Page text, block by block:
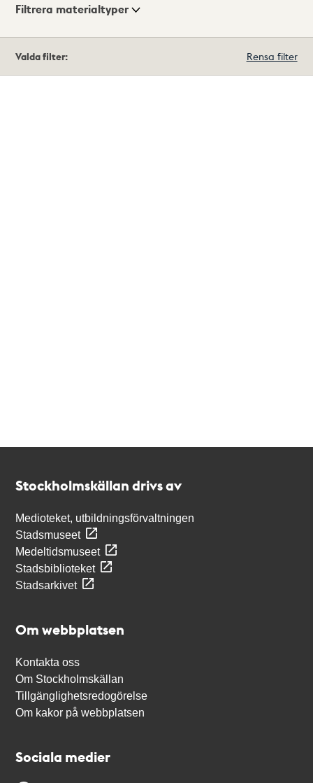
Visningsläge
Filtrera materialtyper
träffar
Valda filter: Rensa filter
Stockholmskällan drivs av
Medioteket, utbildningsförvaltningen
Stadsmuseet
Medeltidsmuseet
Stadsbiblioteket
Stadsarkivet
Om webbplatsen
Kontakta oss
Om Stockholmskällan
Tillgänglighetsredogörelse
Om kakor på webbplatsen
Sociala medier